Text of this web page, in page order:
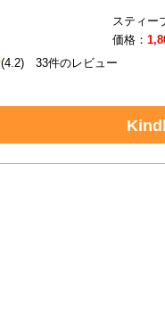
スティー
価格：
(4.2) 33件のレビュー